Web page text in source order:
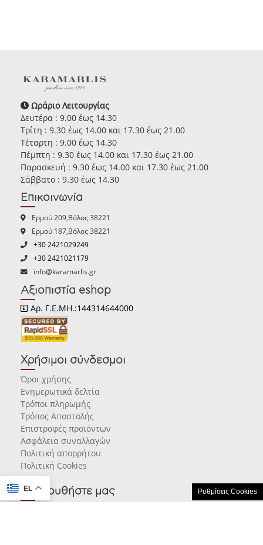
EL Ρυθμίσεις Cookies
Ωράριο Λειτουργίας
Δευτέρα : 9.00 έως 14.30
Τρίτη : 9.30 έως 14.00 και 17.30 έως 21.00
Τέταρτη : 9.00 έως 14.30
Πέμπτη : 9.30 έως 14.00 και 17.30 έως 21.00
Παρασκευή : 9.30 έως 14.00 και 17.30 έως 21.00
Σάββατο : 9.30 έως 14.30
Επικοινωνία
Ερμού 209,Βόλος 38221
Ερμού 187,Βόλος 38221
+30 2421029249
+30 2421021179
info@karamarlis.gr
Αξιοπιστία eshop
Αρ. Γ.Ε.ΜΗ.:144314644000
Χρήσιμοι σύνδεσμοι
Όροι χρήσης
Ενημερωτικά δελτία
Τρόποι πληρωμής
Τρόπος Αποστολής
Επιστροφές προϊόντων
Ασφάλεια συναλλαγών
Πολιτική απορρήτου
Πολιτική Cookies
Ακολουθήστε μας